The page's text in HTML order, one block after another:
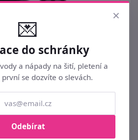
Onyx Ø8 mm 10 ks
×
💌
do schránky
a nápady na šití, pletení a
se dozvíte o slevách.
Odebírat